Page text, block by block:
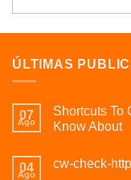
ÚLTIMAS
07
Ago
Shortcuts To
Know About
04
Ago
cw-check-